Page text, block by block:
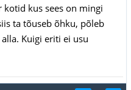
kus sees on mingi
ta tõuseb õhku, põleb
Kuigi eriti ei usu